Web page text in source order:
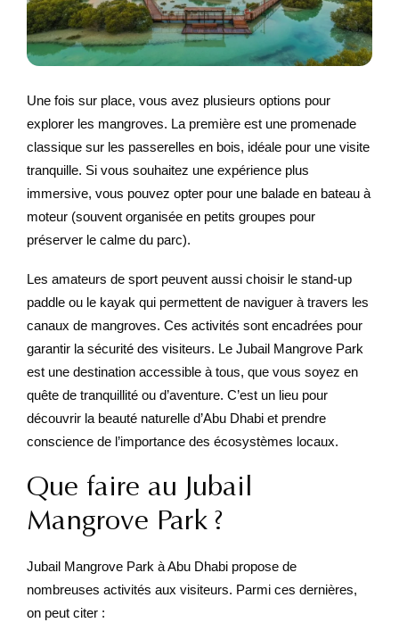
Une fois sur place, vous avez plusieurs options pour
explorer les mangroves. La première est une promenade
classique sur les passerelles en bois, idéale pour une visite
tranquille. Si vous souhaitez une expérience plus
immersive, vous pouvez opter pour une balade en bateau à
moteur (souvent organisée en petits groupes pour
préserver le calme du parc).
Les amateurs de sport peuvent aussi choisir le stand-up
paddle ou le kayak qui permettent de naviguer à travers les
canaux de mangroves. Ces activités sont encadrées pour
garantir la sécurité des visiteurs. Le Jubail Mangrove Park
est une destination accessible à tous, que vous soyez en
quête de tranquillité ou d’aventure. C’est un lieu pour
découvrir la beauté naturelle d’Abu Dhabi et prendre
conscience de l’importance des écosystèmes locaux.
Que faire au Jubail
Mangrove Park ?
Jubail Mangrove Park à Abu Dhabi propose de
nombreuses activités aux visiteurs. Parmi ces dernières,
on peut citer :